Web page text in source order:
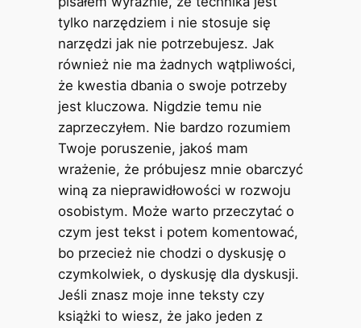
tylko narzędziem i nie stosuje się
narzędzi jak nie potrzebujesz. Jak
również nie ma żadnych wątpliwości,
że kwestia dbania o swoje potrzeby
jest kluczowa. Nigdzie temu nie
zaprzeczyłem. Nie bardzo rozumiem
Twoje poruszenie, jakoś mam
wrażenie, że próbujesz mnie obarczyć
winą za nieprawidłowości w rozwoju
osobistym. Może warto przeczytać o
czym jest tekst i potem komentować,
bo przecież nie chodzi o dyskusję o
czymkolwiek, o dyskusję dla dyskusji.
Jeśli znasz moje inne teksty czy
książki to wiesz, że jako jeden z